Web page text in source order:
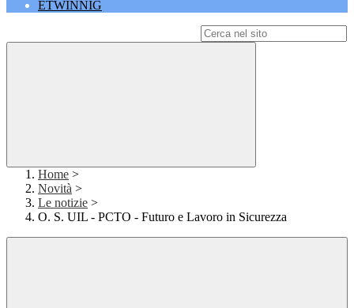
ETWINNIG
Home >
Novità >
Le notizie >
O. S. UIL - PCTO - Futuro e Lavoro in Sicurezza